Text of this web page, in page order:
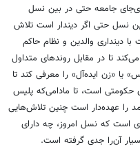
جامعه حتی در بین نسل
نسل حتی اگر دیندار است تلاش
دینداری والدین و نظام حاکم
تا در مقابل روندهای متداول
یا «زن ایده‌آل» را معرفی کند تا
است، تا مادامی‌که پلیس
را عهده‌دار است چنین تلاش‌هایی
است که نسل امروز، چه دارای
آن‌را جدی گرفته است.